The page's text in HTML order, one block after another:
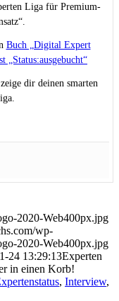
Liga für Premium-
Buch „Digital Expert
„Status:ausgebucht“
dir deinen smarten
2020-Web400px.jpg
wp-
2020-Web400px.jpg
24 13:29:13Experten
in einen Korb!
, Interview,